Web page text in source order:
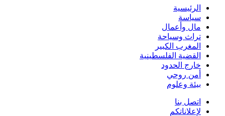
الرئيسية
سياسة
مال وأعمال
تراث وسياحة
المغرب الكبير
القضية الفلسطينية
خارج الحدود
أمن روحي
بيئة وعلوم
اتصل بنا
لإعلاناتكم